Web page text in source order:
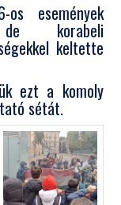
események
de korabeli
keltette
ezt a komoly
sétát.